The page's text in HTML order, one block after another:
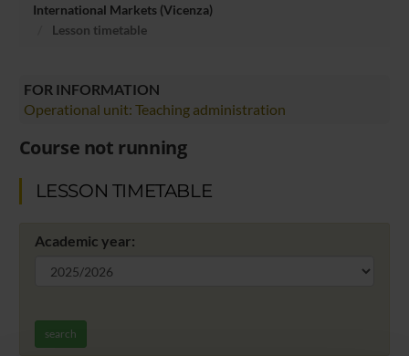
International Markets (Vicenza)
Lesson timetable
FOR INFORMATION
Operational unit: Teaching administration
Course not running
LESSON TIMETABLE
Academic year:
search